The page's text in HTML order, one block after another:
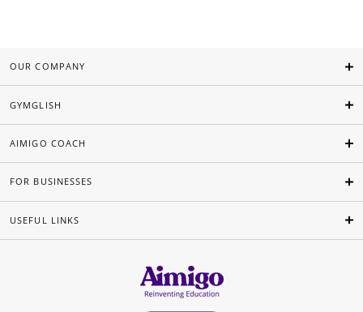
OUR COMPANY
GYMGLISH
AIMIGO COACH
FOR BUSINESSES
USEFUL LINKS